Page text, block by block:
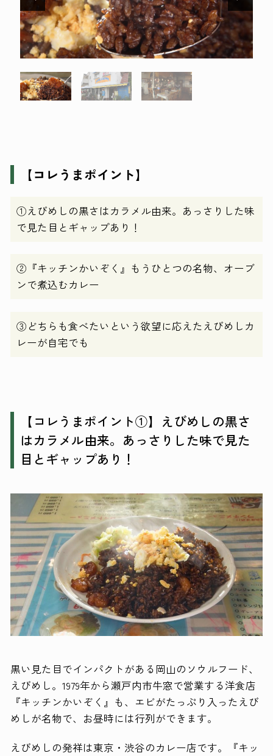
【コレうまポイント】
①えびめしの黒さはカラメル由来。あっさりした味
で見た目とギャップあり！
②『キッチンかいぞく』もうひとつの名物、オーブ
ンで煮込むカレー
③どちらも食べたいという欲望に応えたえびめしカ
レーが自宅でも
【コレうまポイント①】えびめしの黒さ
はカラメル由来。あっさりした味で見た
目とギャップあり！
黒い見た目でインパクトがある岡山のソウルフード、
えびめし。1979年から瀬戸内市牛窓で営業する洋食店
『キッチンかいぞく』も、エビがたっぷり入ったえび
めしが名物で、お昼時には行列ができます。
えびめしの発祥は東京・渋谷のカレー店です。『キッ